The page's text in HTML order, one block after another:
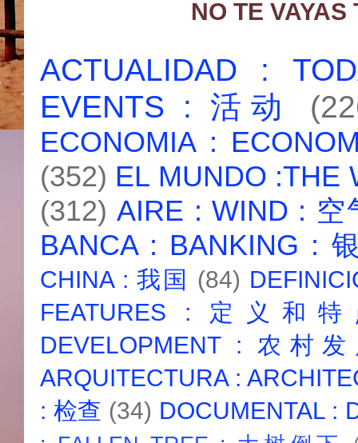
NO TE
ACTUALIDAD :
EVENTS : 活动
ECONOMIA :
(352) EL MUNDO :THE
(312) AIRE : WIND : 空
BANCA : BANKING :
CHINA : 我国 (84)
FEATURES : 定义和
DEVELOPMENT : 农村
ARQUITECTURA :
: 检查 (34) DOCUMENTAL :